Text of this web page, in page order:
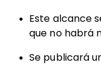
Este alcance
que no habrá
Se publicará